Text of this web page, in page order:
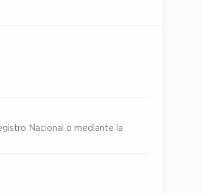
Nacional o mediante la